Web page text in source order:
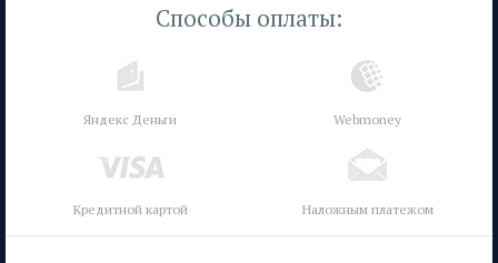
Способы оплаты:
Яндекс Деньги Webmoney
Кредитной картой Наложным платежом